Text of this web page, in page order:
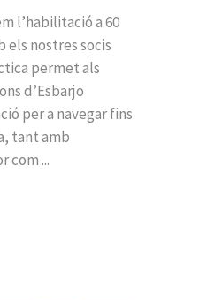
l’habilitació a 60
els nostres socis
permet als
d’Esbarjo
per a navegar fins
tant amb
com